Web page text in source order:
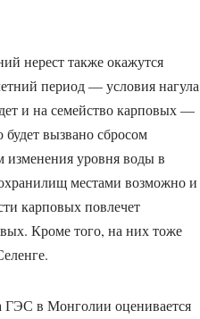
нерест также окажутся
период — условия нагула
и на семейство карповых —
будет вызвано сбросом
уровня воды в
местами возможно и
карповых повлечет
Кроме того, на них тоже
ГЭС в Монголии оценивается